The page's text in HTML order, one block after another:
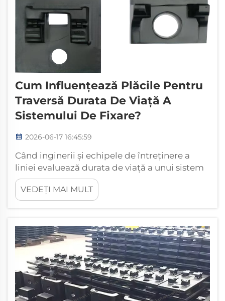
Cum Influențează Plăcile Pentru
Traversă Durata De Viață A
Sistemului De Fixare?
2026-06-17 16:45:59
Când inginerii și echipele de întreținere a
liniei evaluează durata de viață a unui sistem
de fixare feroviar, plăcile pentru traversă apar
în mod constant ca una dintre componentele
cele mai importante ale întregului ansamblu.
încărcări sunt poziționate...
VEDEȚI MAI MULT